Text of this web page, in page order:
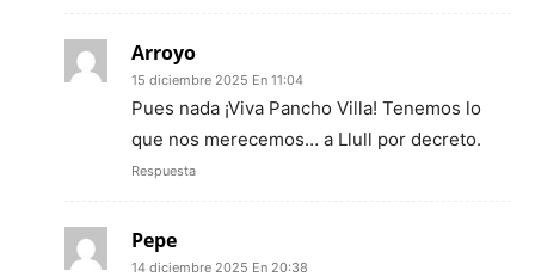
Arroyo
15 diciembre 2025 En 11:04
Pues nada ¡Viva Pancho Villa! Tenemos lo
que nos merecemos… a Llull por decreto.
Respuesta
Pepe
14 diciembre 2025 En 20:38